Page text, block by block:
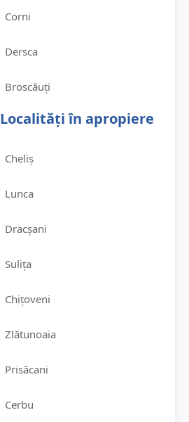
Corni
Dersca
Broscăuți
Localități în apropiere
Cheliș
Lunca
Dracșani
Sulița
Chițoveni
Zlătunoaia
Prisăcani
Cerbu